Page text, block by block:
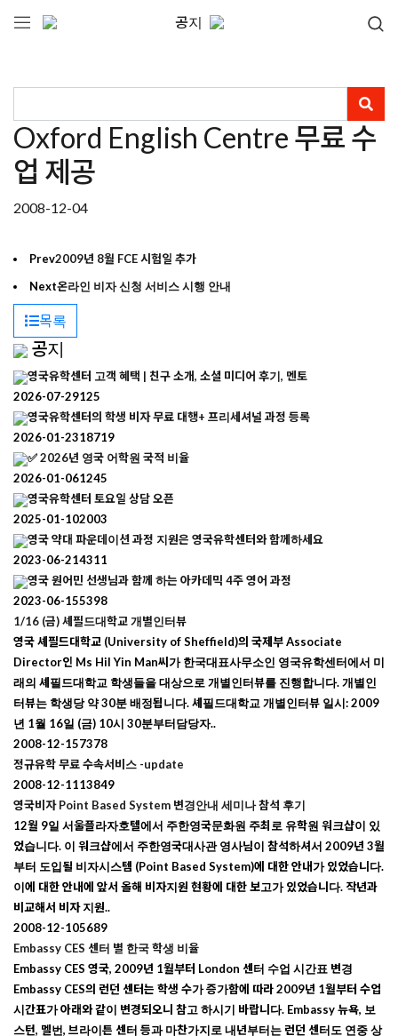
공지
Oxford English Centre 무료 수
업 제공
2008-12-04
Prev2009년 8월 FCE 시험일 추가
Next온라인 비자 신청 서비스 시행 안내
목록
공지
영국유학센터 고객 혜택 | 친구 소개, 소셜 미디어 후기, 멘토
2026-07-29125
영국유학센터의 학생 비자 무료 대행+ 프리세셔널 과정 등록
2026-01-2318719
✅ 2026년 영국 어학원 국적 비율
2026-01-061245
영국유학센터 토요일 상담 오픈
2025-01-102003
영국 약대 파운데이션 과정 지원은 영국유학센터와 함께하세요
2023-06-214311
영국 원어민 선생님과 함께 하는 아카데믹 4주 영어 과정
2023-06-155398
1/16 (금) 셰필드대학교 개별인터뷰
영국 셰필드대학교 (University of Sheffield)의 국제부 Associate
Director인 Ms Hil Yin Man씨가 한국대표사무소인 영국유학센터에서 미
래의 셰필드대학교 학생들을 대상으로 개별인터뷰를 진행합니다. 개별인
터뷰는 학생당 약 30분 배정됩니다. 셰필드대학교 개별인터뷰 일시: 2009
년 1월 16일 (금) 10시 30분부터담당자..
2008-12-157378
정규유학 무료 수속서비스 -update
2008-12-1113849
영국비자 Point Based System 변경안내 세미나 참석 후기
12월 9일 서울플라자호텔에서 주한영국문화원 주최로 유학원 워크샵이 있
었습니다. 이 워크샵에서 주한영국대사관 영사님이 참석하셔서 2009년 3월
부터 도입될 비자시스템 (Point Based System)에 대한 안내가 있었습니다.
이에 대한 안내에 앞서 올해 비자지원 현황에 대한 보고가 있었습니다. 작년과
비교해서 비자 지원..
2008-12-105689
Embassy CES 센터 별 한국 학생 비율
Embassy CES 영국, 2009년 1월부터 London 센터 수업 시간표 변경
Embassy CES의 런던 센터는 학생 수가 증가함에 따라 2009년 1월부터 수업
시간표가 아래와 같이 변경되오니 참고 하시기 바랍니다. Embassy 뉴욕, 보
스턴, 멜번, 브라이튼 센터 등과 마찬가지로 내년부터는 런던 센터도 연중 상